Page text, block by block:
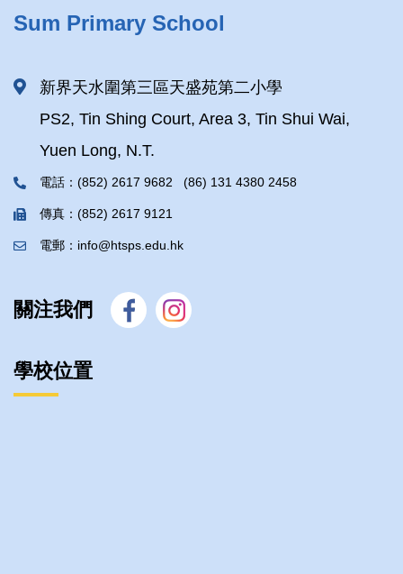
Sum Primary School
新界天水圍第三區天盛苑第二小學
PS2, Tin Shing Court, Area 3, Tin Shui Wai,
Yuen Long, N.T.
電話：(852) 2617 9682 (86) 131 4380 2458
傳真：(852) 2617 9121
電郵：info@htsps.edu.hk
關注我們
學校位置